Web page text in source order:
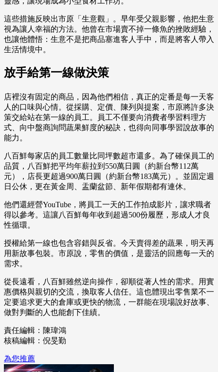
這些措施反映出市原「生意觀」。早年受父親影響，他把生意
視為讓人幸福的方法。他曾在市場賣不掉一條魚的挫敗經驗，
也讓他體悟：生意不是把商品塞進客人手中，而是將客人帶入
生活情境中。
放手給第一線做決策
店裡沒有固定的商品，因為他們相信，真正的定番是每一天客
人的口味與心情。從採購、定價、陳列與提案，市原將許多決
策交給站在第一線的員工。員工不僅要向消費者學習料理方
式、向中盤商詢問蔬果鮮度的秘訣，也得向同事學習說故事的
能力。
八百鮮每家店的員工數量比同坪數超市還多。為了確保員工的
品質，八百鮮把平均年薪拉到550萬日圓（約新台幣112萬
元），店長更超過900萬日圓（約新台幣183萬元）。並固定週
日公休，更在黃金周、盂蘭盆節、新年假期都有連休。
他們還經營YouTube，將員工一天的工作拍成影片，讓求職者
得以參考。這讓八百鮮每年收到超過500份履歷，形成人才良
性循環。
授權給第一線也包含容錯與反省。今天賣得差的蔬果，明天再
用新故事包裝。市原說，零售的價值，是靈活的回應每一天的
需求。
從長遠看，八百鮮雖然逆向操作，卻順從著人性的需求。用實
惠價格與親切的交流，換取客人信任。這也體現出零售業不一
定要追求更大的倉庫或更快的物流，一群能在現場說好故事、
做對判斷的人也能創下佳績。
責任編輯：陳瑋鴻
核稿編輯：倪旻勤
為您推薦